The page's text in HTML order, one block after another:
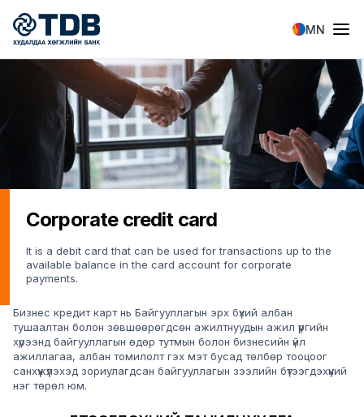
Skip to main content
MN
Corporate credit card
It is a debit card that can be used for transactions up to the
available balance in the card account for corporate
payments.
Бизнес кредит карт нь Байгууллагын эрх бүхий албан
тушаалтан болон зөвшөөрөгдсөн ажилтнуудын ажил үүргийн
хүрээнд байгууллагын өдөр тутмын болон бизнесийн үйл
ажиллагаа, албан томилолт гэх мэт бусад төлбөр тооцоог
санхүүжүүлэхэд зориулагдсан байгууллагын зээлийн бүтээгдэхүүний
нэг төрөл юм.